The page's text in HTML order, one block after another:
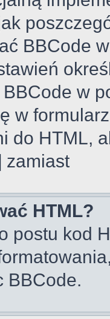
BBCode
BBCode w
w
do HTML,
zamiast
HTML?
postu kod
BBCode.